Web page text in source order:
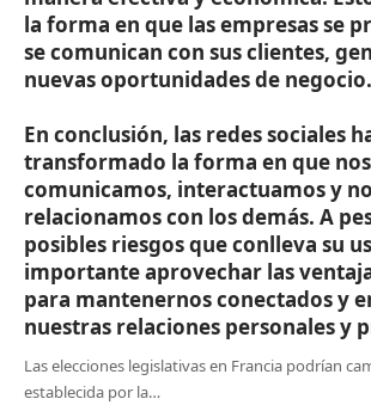
la forma en que las empresas se
se comunican con sus clientes,
nuevas oportunidades de negocio.
En conclusión, las redes sociales
transformado la forma en que nos
comunicamos, interactuamos y
relacionamos con los demás. A
posibles riesgos que conlleva su
importante aprovechar las
para mantenernos conectados y
nuestras relaciones personales y
Las elecciones legislativas en Francia podrían
establecida por la…